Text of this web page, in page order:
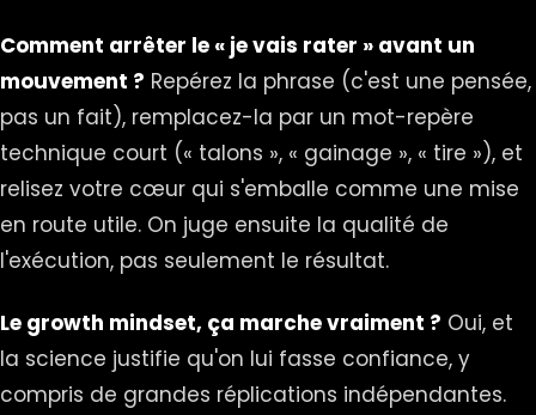
Comment arrêter le « je vais rater » avant un
mouvement ? Repérez la phrase (c'est une pensée,
pas un fait), remplacez-la par un mot-repère
technique court (« talons », « gainage », « tire »), et
relisez votre cœur qui s'emballe comme une mise
en route utile. On juge ensuite la qualité de
l'exécution, pas seulement le résultat.
Le growth mindset, ça marche vraiment ? Oui, et
la science justifie qu'on lui fasse confiance, y
compris de grandes réplications indépendantes.